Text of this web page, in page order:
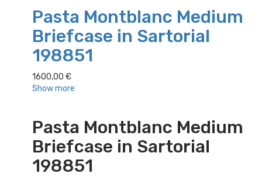
Pasta Montblanc Medium
Briefcase in Sartorial
198851
1600,00 €
Show more
Pasta Montblanc Medium
Briefcase in Sartorial
198851